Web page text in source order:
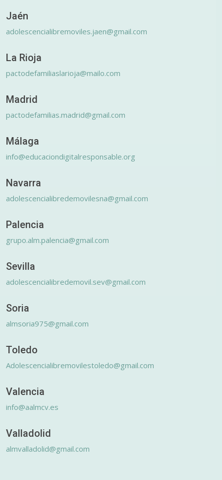
Jaén
adolescencialibremoviles.jaen@gmail.com
La Rioja
pactodefamiliaslarioja@mailo.com
Madrid
pactodefamilias.madrid@gmail.com
Málaga
info@educaciondigitalresponsable.org
Navarra
adolescencialibredemovilesna@gmail.com
Palencia
grupo.alm.palencia@gmail.com
Sevilla
adolescencialibredemovil.sev@gmail.com
Soria
almsoria975@gmail.com
Toledo
Adolescencialibremovilestoledo@gmail.com
Valencia
info@aalmcv.es
Valladolid
almvalladolid@gmail.com